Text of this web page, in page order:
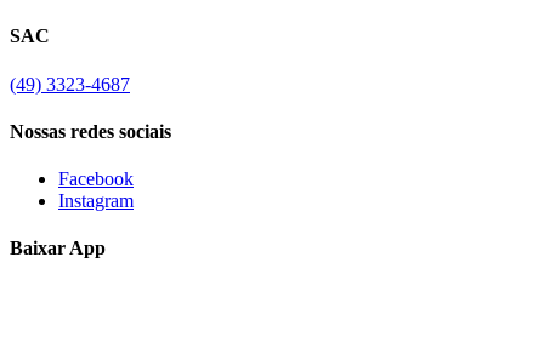
SAC
(49) 3323-4687
Nossas redes sociais
Facebook
Instagram
Baixar App